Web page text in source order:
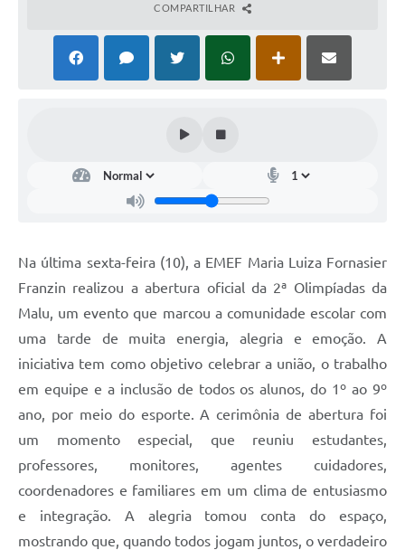
COMPARTILHAR
Na última sexta-feira (10), a EMEF Maria Luiza Fornasier
Franzin realizou a abertura oficial da 2ª Olimpíadas da
Malu, um evento que marcou a comunidade escolar com
uma tarde de muita energia, alegria e emoção. A
iniciativa tem como objetivo celebrar a união, o trabalho
em equipe e a inclusão de todos os alunos, do 1º ao 9º
ano, por meio do esporte. A cerimônia de abertura foi
um momento especial, que reuniu estudantes,
professores, monitores, agentes cuidadores,
coordenadores e familiares em um clima de entusiasmo
e integração. A alegria tomou conta do espaço,
mostrando que, quando todos jogam juntos, o verdadeiro